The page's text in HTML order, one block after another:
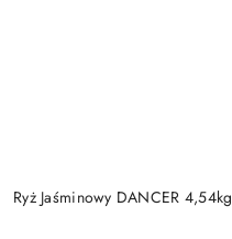
Ryż Jaśminowy DANCER 4,54kg